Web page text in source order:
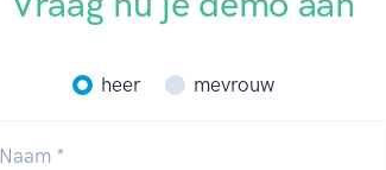
heer mevrouw
Naam *